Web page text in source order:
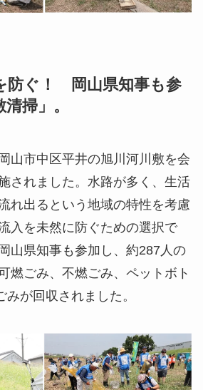
防ぐ！ 岡山県知事も参
掃」 。
山市中区平井の旭川河川敷を会
されました。水路が多く、生活
れ出るという地域の特性を考慮
入を未然に防ぐための選択で
山県知事も参加し、約287人の
燃ごみ、不燃ごみ、ペットボト
が回収されました。